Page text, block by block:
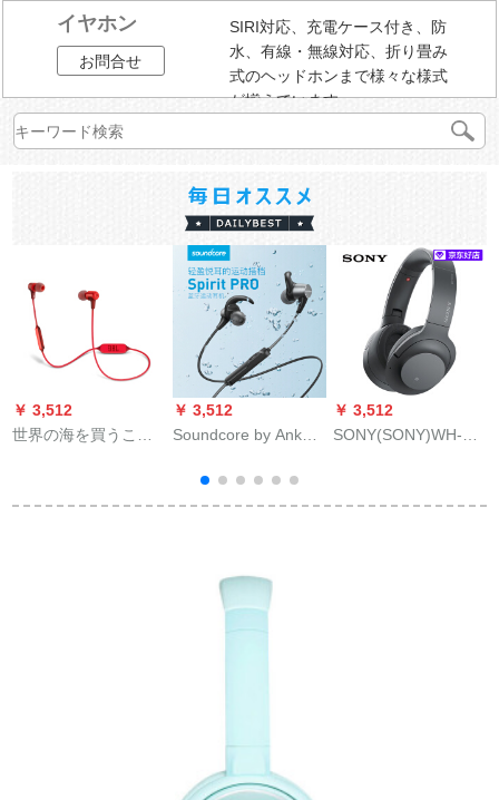
イヤホン
お問合せ
SIRI対応、充電ケース付き、防
水、有線・無線対応、折り畳み
式のヘッドホンまで様々な様式
が揃えています。
￥ 3,512
世界の海を買うこと
￥ 3,512
Soundcore by Anker
Ankerアスポスポーツ
ツツスポーツクラブ
ノートノートノート
ノートノートノート
￥ 3,512
SONY(SONY)WH-H
イド·ハイタッチ